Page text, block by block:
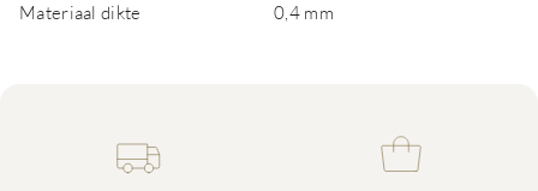
Materiaal dikte
0,4 mm